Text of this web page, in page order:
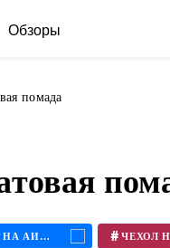
Обзоры
помада
ДЕРЕВЯННЫЙ ЧЕХОЛ НА АЙФОН #